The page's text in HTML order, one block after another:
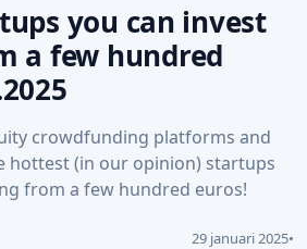
you can invest
a few hundred
crowdfunding platforms and
hottest (in our opinion) startups
from a few hundred euros!
29 januari 2025•